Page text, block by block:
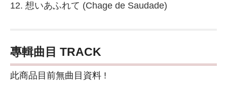
12. 想いあふれて (Chage de Saudade)
專輯曲目 TRACK
此商品目前無曲目資料 !